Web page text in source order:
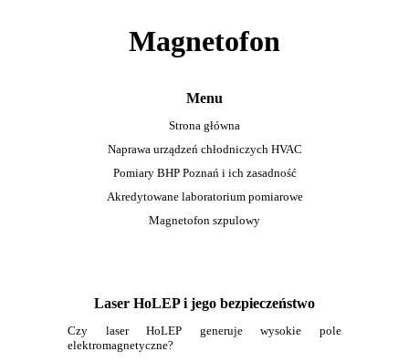
Magnetofon
Menu
Strona główna
Naprawa urządzeń chłodniczych HVAC
Pomiary BHP Poznań i ich zasadność
Akredytowane laboratorium pomiarowe
Magnetofon szpulowy
Laser HoLEP i jego bezpieczeństwo
Czy laser HoLEP generuje wysokie pole
elektromagnetyczne?